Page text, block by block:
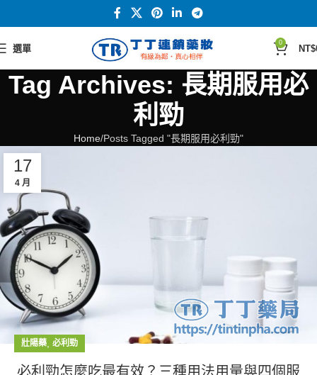
選單
0
NT$
Tag Archives: 長期服用必
利勁
Home Posts Tagged "長期服用必利勁"
17
4 月
壯陽藥, 必利勁
必利勁怎麼吃最有效？三種用法用量與四個服